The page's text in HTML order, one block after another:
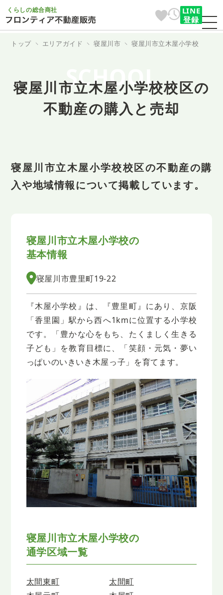
くらしの総合商社
LINE
登録
トップ エリアガイド 寝屋川市 寝屋川市立木屋小学校
SCHOOL
寝屋川市立木屋小学校校区の
不動産の購入と売却
寝屋川市立木屋小学校校区の不動産の購
入や地域情報について掲載しています。
寝屋川市立木屋小学校の
基本情報
寝屋川市豊里町19-22
『木屋小学校』は、『豊里町』にあり、京阪
「香里園」駅から西へ1kmに位置する小学校
です。「豊かな心をもち、たくましく生きる
子ども」を教育目標に、「笑顔・元気・夢い
っぱいのいきいき木屋っ子」を育てます。
寝屋川市立木屋小学校の
通学区域一覧
太間東町
太間町